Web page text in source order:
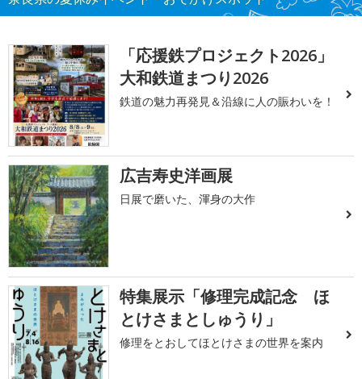
「応援鉄プロジェクト2026」
大和鉄道まつり2026
鉄道の魅力再発見＆沿線に人の賑わいを！
広吉寿史洋画展
日展で磨いた、渾身の大作
特集展示「修理完成記念 ほ
とけさまとしゅうり」
修理をとおしてほとけさまの世界を案内